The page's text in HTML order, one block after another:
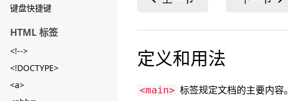
键盘快捷键
HTML 标签
<!-->
<!DOCTYPE>
<a>
定义和用法
<main> 标签规定文档的主要内容。